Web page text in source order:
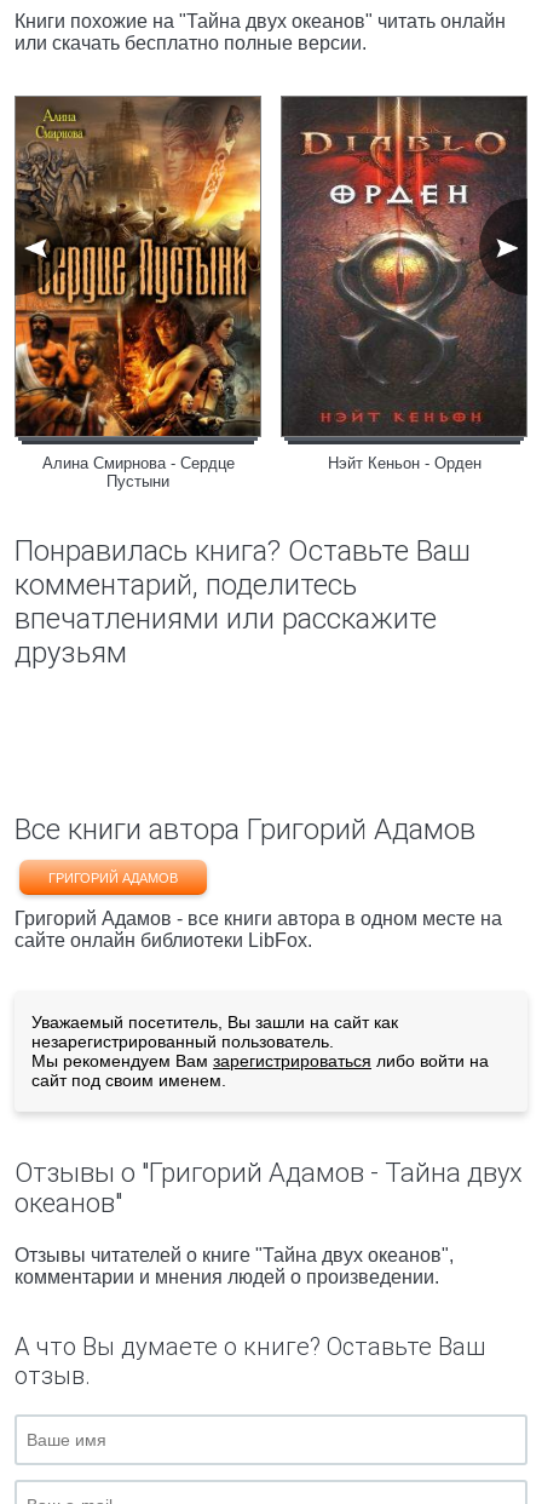
Книги похожие на "Тайна двух океанов" читать онлайн
или скачать бесплатно полные версии.
Алина Смирнова - Сердце
Пустыни
Нэйт Кеньон - Орден
Понравилась книга? Оставьте Ваш
комментарий, поделитесь
впечатлениями или расскажите
друзьям
Все книги автора Григорий Адамов
ГРИГОРИЙ АДАМОВ
Григорий Адамов - все книги автора в одном месте на
сайте онлайн библиотеки LibFox.
Уважаемый посетитель, Вы зашли на сайт как
незарегистрированный пользователь.
Мы рекомендуем Вам зарегистрироваться либо войти на
сайт под своим именем.
Отзывы о "Григорий Адамов - Тайна двух
океанов"
Отзывы читателей о книге "Тайна двух океанов",
комментарии и мнения людей о произведении.
А что Вы думаете о книге? Оставьте Ваш
отзыв.